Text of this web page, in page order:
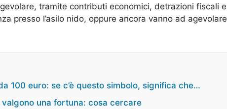
tramite contributi economici, detrazioni fiscali e
presso l’asilo nido, oppure ancora vanno ad agevolare
100 euro: se c’è questo simbolo, significa che…
una fortuna: cosa cercare